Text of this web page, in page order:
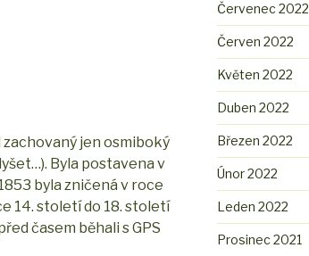
jen osmiboký
Byla postavena v
byla zničená v roce
14. století do 18. století
časem běhali s GPS
Červenec 2022
Červen 2022
Květen 2022
Duben 2022
Březen 2022
Únor 2022
Leden 2022
Prosinec 2021